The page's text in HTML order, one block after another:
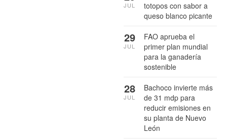
totopos con sabor a
queso blanco picante
JUL
FAO aprueba el
primer plan mundial
para la ganadería
sostenible
29
JUL
Bachoco invierte más
de 31 mdp para
reducir emisiones en
su planta de Nuevo
León
28
JUL